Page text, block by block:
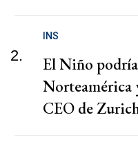
2.
INS
El Niño
Norteamérica
CEO de